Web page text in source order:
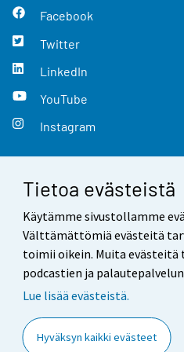
Tietoa evästeistä
Käytämme sivustollamme
Välttämättömiä evästeitä
toimii oikein. Muita evästeitä
podcastien ja
Lue lisää evästeistä.
Hyväksyn kaikki evästeet
Facebook
Twitter
LinkedIn
YouTube
Instagram
Yhteystiedot
Palaute
Käyttöehdot
Saavutettavuus